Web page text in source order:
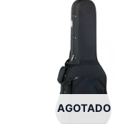
AGOTADO